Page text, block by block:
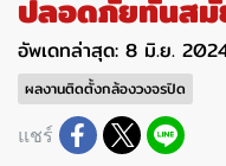
ปลอดภัยทันส
อัพเดทล่าสุด: 8 มิ.ย.
ผลงานติดตั้งกล้องวงจรปิด
แชร์